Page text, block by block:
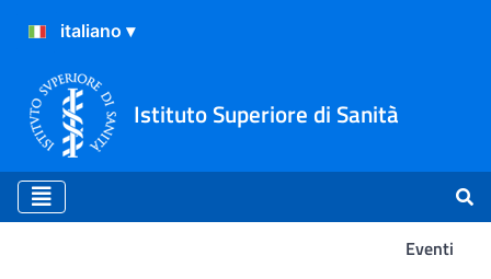
Istituto Superiore di Sanità
Eventi